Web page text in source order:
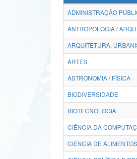
ADMINISTRAÇÃO
ANTROPOLOGIA /
ARQUITETURA,
ARTES
ASTRONOMIA / FÍSICA
BIODIVERSIDADE
BIOTECNOLOGIA
CIÊNCIA DA
CIÊNCIA DE ALIMENTOS